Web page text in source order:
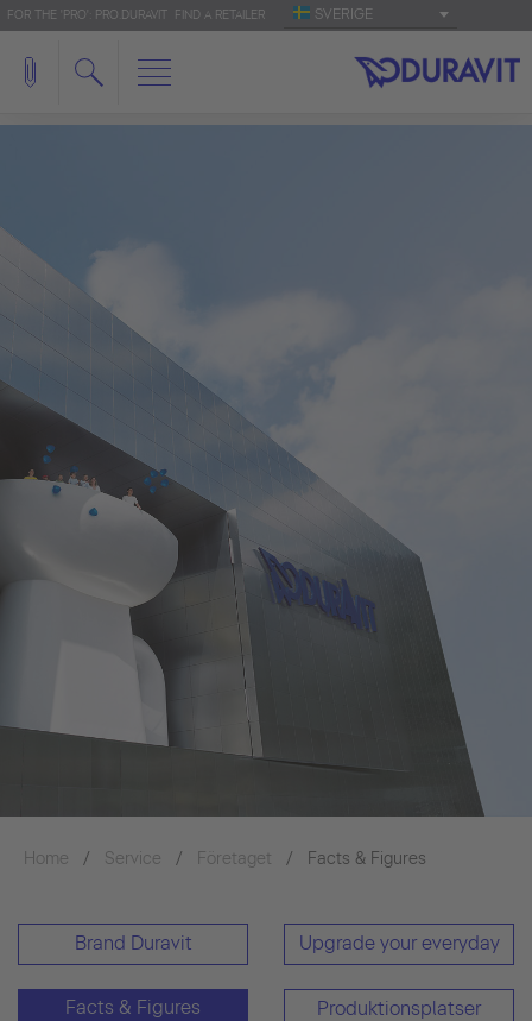
FOR THE 'PRO': PRO.DURAVIT FIND A RETAILER SVERIGE
Home Service Företaget Facts & Figures
Brand Duravit Upgrade your everyday
Facts & Figures Produktionsplatser